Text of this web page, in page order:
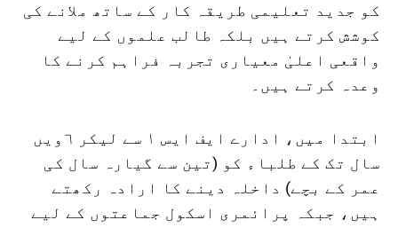
کو جدید تعلیمی طریقہ کار کے ساتھ ملانے کی
کوشش کرتے ہیں بلکہ طالب علموں کے لیے
واقعی اعلیٰ معیاری تجربہ فراہم کرنے کا
وعدہ کرتے ہیں۔
ابتدا میں، ادارے ایف ایس ١ سے لیکر ٦ویں
سال تک کے طلباء کو (تین سے گیارہ سال کی
عمر کے بچے) داخلہ دینے کا ارادہ رکھتے
ہیں، جبکہ پرائمری اسکول جماعتوں کے لیے